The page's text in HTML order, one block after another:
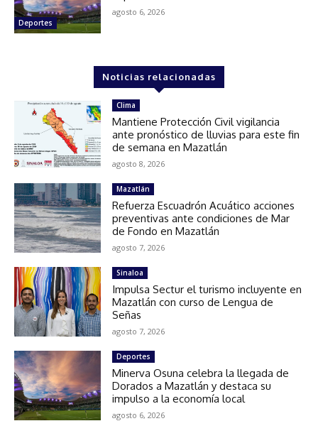
Deportes
agosto 6, 2026
Noticias relacionadas
Clima
Mantiene Protección Civil vigilancia
ante pronóstico de lluvias para este fin
de semana en Mazatlán
agosto 8, 2026
Mazatlán
Refuerza Escuadrón Acuático acciones
preventivas ante condiciones de Mar
de Fondo en Mazatlán
agosto 7, 2026
Sinaloa
Impulsa Sectur el turismo incluyente en
Mazatlán con curso de Lengua de
Señas
agosto 7, 2026
Deportes
Minerva Osuna celebra la llegada de
Dorados a Mazatlán y destaca su
impulso a la economía local
agosto 6, 2026